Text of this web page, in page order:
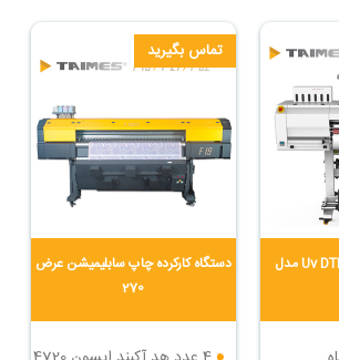
تماس بگیرید
دستگاه کارکرده چاپ سابلیمیشن عرض
270
دستگاه کارکرده چاپ Uv DTF مدل